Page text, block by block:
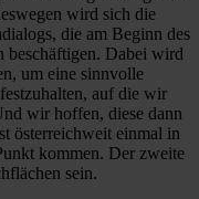
wird sich die
die am Beginn des
beschäftigen. Dabei wird
um eine sinnvolle
auf die wir
wir hoffen, diese dann
österreichweit einmal in
kommen. Der zweite
sein.